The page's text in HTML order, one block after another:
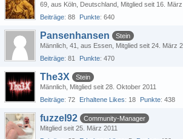
69 aus Köln, Deutschland Mitglied seit 16. März
Beiträge 88 Punkte 640
Pansenhansen
Stein
Männlich 41 aus Essen Mitglied seit 24. März
Beiträge 81 Punkte 470
The3X
Stein
Männlich Mitglied seit 28. Oktober 2011
Beiträge 72 Erhaltene Likes 18 Punkte 438
fuzzel92
Community-Manager
Mitglied seit 25. März 2011